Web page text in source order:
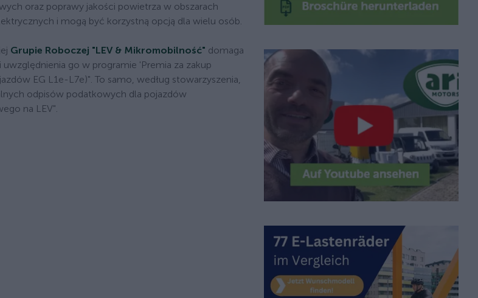
oraz poprawy jakości powietrza w obszarach
i mogą być korzystną opcją dla wielu osób.
Grupie Roboczej "LEV & Mikromobilność" domaga
go w programie 'Premia za zakup
EG L1e-L7e)". To samo, według stowarzyszenia,
odpisów podatkowych dla pojazdów
na LEV".